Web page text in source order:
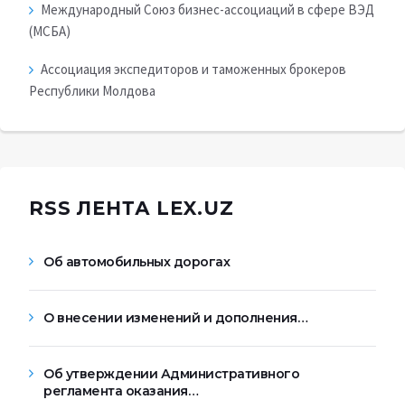
Международный Союз бизнес-ассоциаций в сфере ВЭД
(МСБА)
Ассоциация экспедиторов и таможенных брокеров
Республики Молдова
RSS ЛЕНТА LEX.UZ
Об автомобильных дорогах
О внесении изменений и дополнения…
Об утверждении Административного
регламента оказания…